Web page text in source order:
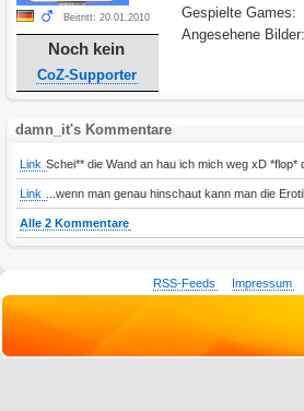
Beitritt: 20.01.2010
Noch kein
CoZ-Supporter
Gespielte Games:
Angesehene Bilder:
damn_it's Kommentare
Link Schei** die Wand an hau ich mich weg xD
Link ...wenn man genau hinschaut kann man die
Alle 2 Kommentare
RSS-Feeds Impressum